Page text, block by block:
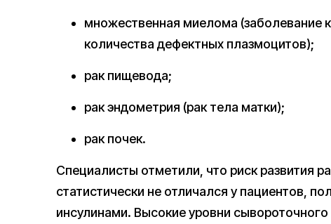
множественная миелома (заболевание
количества дефектных плазмоцитов);
рак пищевода;
рак эндометрия (рак тела матки);
рак почек.
Специалисты отметили, что риск развития
статистически не отличался у пациентов,
инсулинами. Высокие уровни